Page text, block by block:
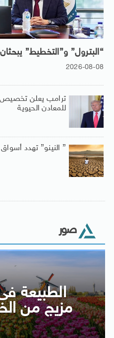
“البترول” و”التخطيط”
2026-08-08
ترامب يعلن تخصيص
للمعادن الحيوية
” النينو” تهدد أسواق
صور
الطبيعة
مزيج من